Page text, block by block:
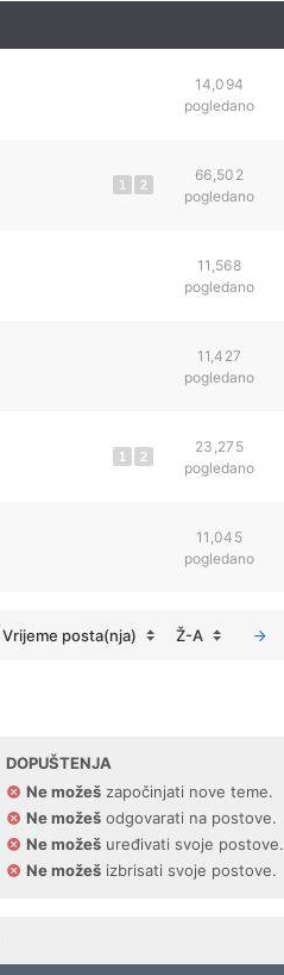
14,094
pogledano
1 2
66,502
pogledano
11,568
pogledano
11,427
pogledano
1 2
23,275
pogledano
11,045
pogledano
Vrijeme posta(nja) Ž-A
DOPUŠTENJA
Ne možešzapočinjati nove teme.
Ne možešodgovarati na postove.
Ne možešuređivati svoje postove.
Ne možešizbrisati svoje postove.